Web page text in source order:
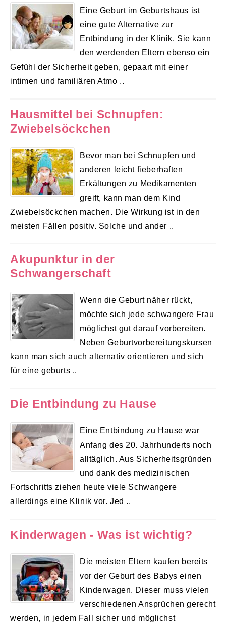
Eine Geburt im Geburtshaus ist
eine gute Alternative zur
Entbindung in der Klinik. Sie kann
den werdenden Eltern ebenso ein
Gefühl der Sicherheit geben, gepaart mit einer
intimen und familiären Atmo ..
Hausmittel bei Schnupfen:
Zwiebelsöckchen
Bevor man bei Schnupfen und
anderen leicht fieberhaften
Erkältungen zu Medikamenten
greift, kann man dem Kind
Zwiebelsöckchen machen. Die Wirkung ist in den
meisten Fällen positiv. Solche und ander ..
Akupunktur in der
Schwangerschaft
Wenn die Geburt näher rückt,
möchte sich jede schwangere Frau
möglichst gut darauf vorbereiten.
Neben Geburtvorbereitungskursen
kann man sich auch alternativ orientieren und sich
für eine geburts ..
Die Entbindung zu Hause
Eine Entbindung zu Hause war
Anfang des 20. Jahrhunderts noch
alltäglich. Aus Sicherheitsgründen
und dank des medizinischen
Fortschritts ziehen heute viele Schwangere
allerdings eine Klinik vor. Jed ..
Kinderwagen - Was ist wichtig?
Die meisten Eltern kaufen bereits
vor der Geburt des Babys einen
Kinderwagen. Dieser muss vielen
verschiedenen Ansprüchen gerecht
werden, in jedem Fall sicher und möglichst